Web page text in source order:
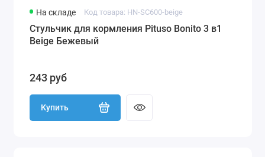
На складе Код товара: HN-SC600-beige
Стульчик для кормления Pituso Bonito 3 в1
Beige Бежевый
243 руб
Купить